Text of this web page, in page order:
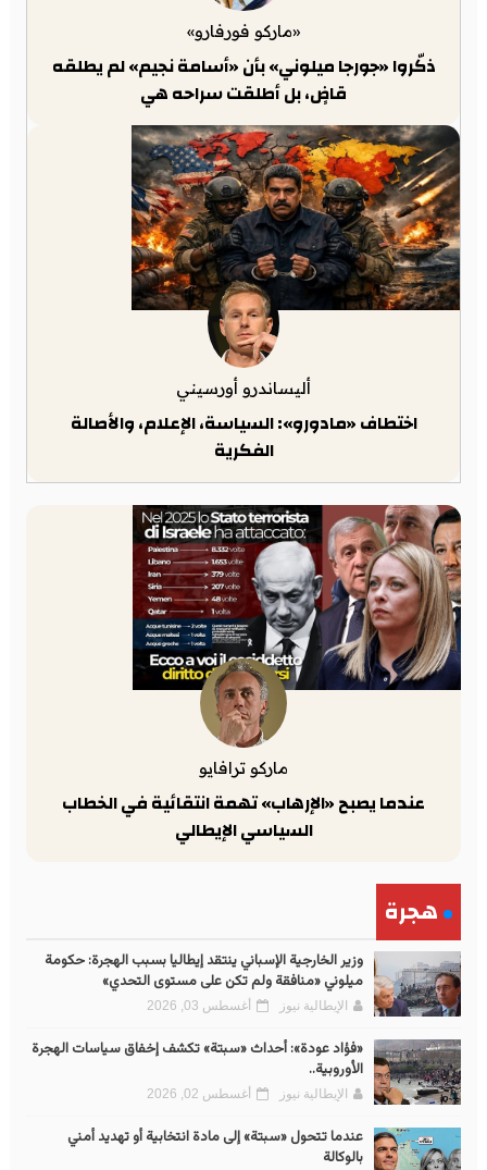
«ماركو فورفارو»
ذكّروا «جورجا ميلوني» بأن «أسامة نجيم» لم يطلقه
قاضٍ، بل أطلقت سراحه هي
أليساندرو أورسيني
اختطاف «مادورو»: السياسة، الإعلام، والأصالة
الفكرية
ماركو ترافايو
عندما يصبح «الإرهاب» تهمة انتقائية في الخطاب
السياسي الإيطالي
هجرة
وزير الخارجية الإسباني ينتقد إيطاليا بسبب الهجرة: حكومة
ميلوني «منافقة ولم تكن على مستوى التحدي»
الإيطالية نيوز أغسطس 03, 2026
«فؤاد عودة»: أحداث «سبتة» تكشف إخفاق سياسات الهجرة
الأوروبية..
الإيطالية نيوز أغسطس 02, 2026
عندما تتحول «سبتة» إلى مادة انتخابية أو تهديد أمني
بالوكالة